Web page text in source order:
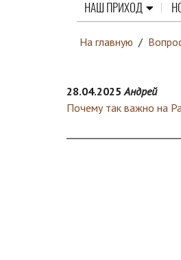
НАШ ПРИХОД
На главную /
28.04.2025 Андрей
Почему так важно на